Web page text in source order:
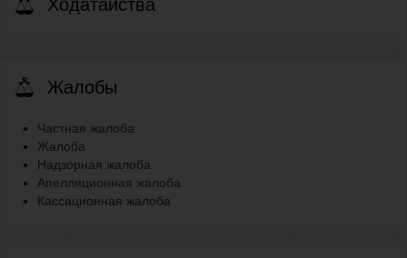
Ходатайства
Жалобы
Частная жалоба
Жалоба
Надзорная жалоба
Апелляционная жалоба
Кассационная жалоба